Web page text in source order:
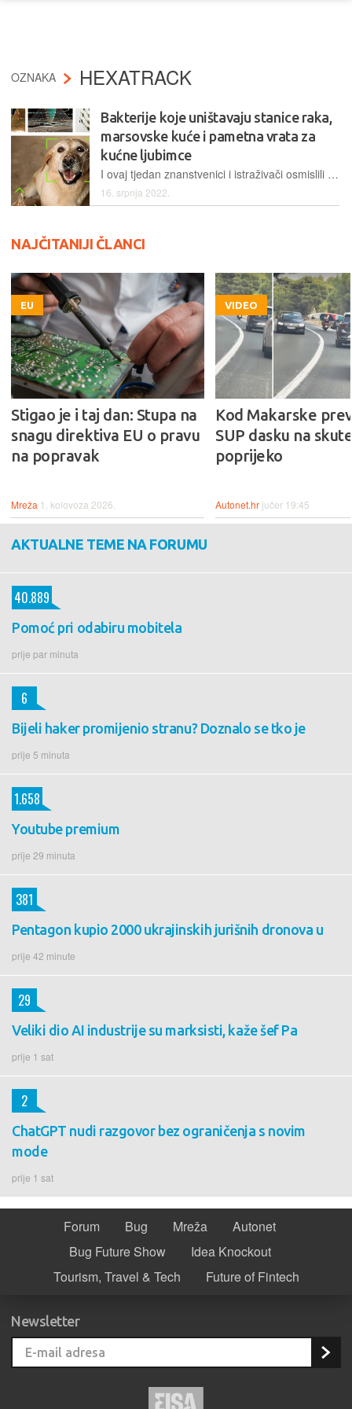
OZNAKA HEXATRACK
Bakterije koje uništavaju stanice raka,
marsovske kuće i pametna vrata za
kućne ljubimce
I ovaj tjedan znanstvenici i istraživači osmislili su niz rješenjakoja bi nam trebala olakšati život, na Zemlji, ali i u svemiru
16. srpnja 2022.
NAJČITANIJI ČLANCI
EU
Stigao je i taj dan: Stupa na
snagu direktiva EU o pravu
na popravak
Mreža 1. kolovoza 2026.
VIDEO
Kod Makarske
SUP dasku na
poprijeko
Autonet.hr jučer 19:45
AKTUALNE TEME NA FORUMU
Pomoć pri odabiru mobitela
prije par minuta
40.889
Bijeli haker promijenio stranu? Doznalo se tko je
prije 5 minuta
6
Youtube premium
prije 29 minuta
1.658
Pentagon kupio 2000 ukrajinskih jurišnih dronova u
prije 42 minute
381
Veliki dio AI industrije su marksisti, kaže šef Pa
prije 1 sat
29
ChatGPT nudi razgovor bez ograničenja s novim
mode
prije 1 sat
2
Forum Bug Mreža
Autonet
Bug Future Show
Idea Knockout
Tourism, Travel & Tech
Future of Fintech
Newsletter